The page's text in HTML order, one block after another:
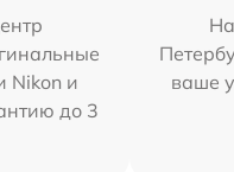
Nikon и
до 3
ваше